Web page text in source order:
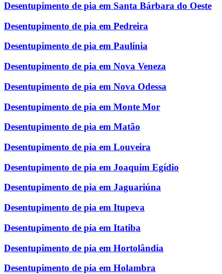
Desentupimento de pia em Santa Bárbara do Oeste
Desentupimento de pia em Pedreira
Desentupimento de pia em Paulínia
Desentupimento de pia em Nova Veneza
Desentupimento de pia em Nova Odessa
Desentupimento de pia em Monte Mor
Desentupimento de pia em Matão
Desentupimento de pia em Louveira
Desentupimento de pia em Joaquim Egídio
Desentupimento de pia em Jaguariúna
Desentupimento de pia em Itupeva
Desentupimento de pia em Itatiba
Desentupimento de pia em Hortolândia
Desentupimento de pia em Holambra